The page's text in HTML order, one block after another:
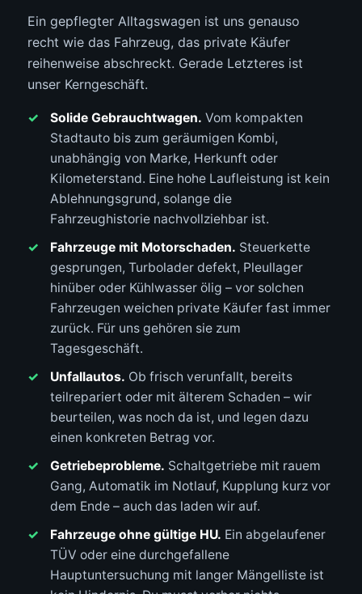
Ein gepflegter Alltagswagen ist uns genauso
recht wie das Fahrzeug, das private Käufer
reihenweise abschreckt. Gerade Letzteres ist
unser Kerngeschäft.
Solide Gebrauchtwagen. Vom kompakten
Stadtauto bis zum geräumigen Kombi,
unabhängig von Marke, Herkunft oder
Kilometerstand. Eine hohe Laufleistung ist kein
Ablehnungsgrund, solange die
Fahrzeughistorie nachvollziehbar ist.
Fahrzeuge mit Motorschaden. Steuerkette
gesprungen, Turbolader defekt, Pleullager
hinüber oder Kühlwasser ölig – vor solchen
Fahrzeugen weichen private Käufer fast immer
zurück. Für uns gehören sie zum
Tagesgeschäft.
Unfallautos. Ob frisch verunfallt, bereits
teilrepariert oder mit älterem Schaden – wir
beurteilen, was noch da ist, und legen dazu
einen konkreten Betrag vor.
Getriebeprobleme. Schaltgetriebe mit rauem
Gang, Automatik im Notlauf, Kupplung kurz vor
dem Ende – auch das laden wir auf.
Fahrzeuge ohne gültige HU. Ein abgelaufener
TÜV oder eine durchgefallene
Hauptuntersuchung mit langer Mängelliste ist